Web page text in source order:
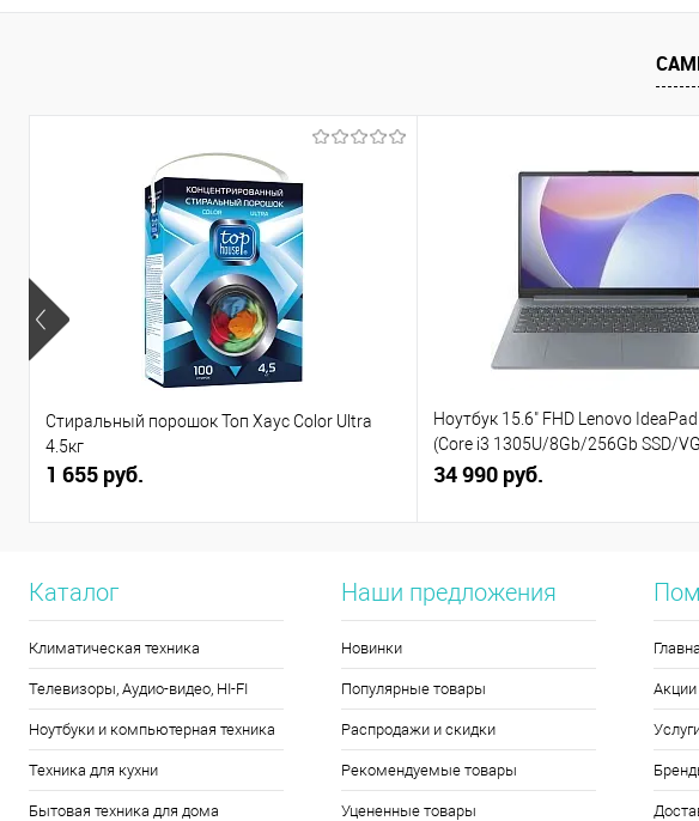
Стиральный порошок Топ Хаус Color Ultra
4.5кг
1 655 руб.
Ноутбук 15.6" FHD Lenovo
(Core i3 1305U/8Gb/256Gb SSD/
(82X7004BPS)
34 990 руб.
Каталог
Климатическая техника
Телевизоры, Аудио-видео, HI-FI
Ноутбуки и компьютерная техника
Техника для кухни
Бытовая техника для дома
Наши предложения
Новинки
Популярные товары
Распродажи и скидки
Рекомендуемые товары
Уцененные товары
Акции